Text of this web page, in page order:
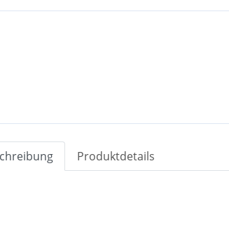
Produktdetails